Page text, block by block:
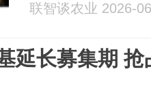
联智谈农业 2026-
延长募集期